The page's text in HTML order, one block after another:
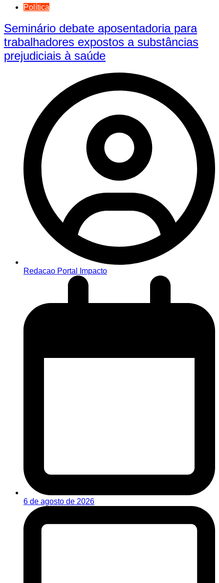
Política
Seminário debate aposentadoria para
trabalhadores expostos a substâncias
prejudiciais à saúde
Redacao Portal Impacto
6 de agosto de 2026